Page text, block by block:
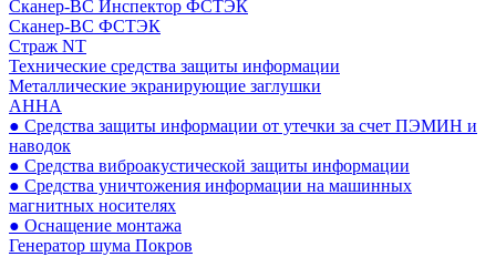
Сканер-ВС Инспектор ФСТЭК
Сканер-ВС ФСТЭК
Страж NT
Технические средства защиты информации
Металлические экранирующие заглушки
АННА
● Средства защиты информации от утечки за счет ПЭМИН и
наводок
● Средства виброакустической защиты информации
● Средства уничтожения информации на машинных
магнитных носителях
● Оснащение монтажа
Генератор шума Покров